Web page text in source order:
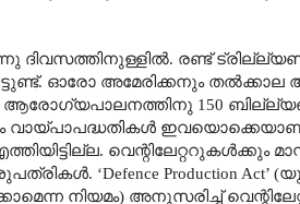
ദിവസത്തിനുള്ളിൽ. രണ്ട്
ഓരോ അമേരിക്കനും
ആരോഗ്യപാലനത്തിനു 150
ഇവയൊക്കെയാണ്
വെന്റിലേറ്ററുകൾക്കും
‘Defence Production Act’ (
നിയമം) അനുസരിച്ച്